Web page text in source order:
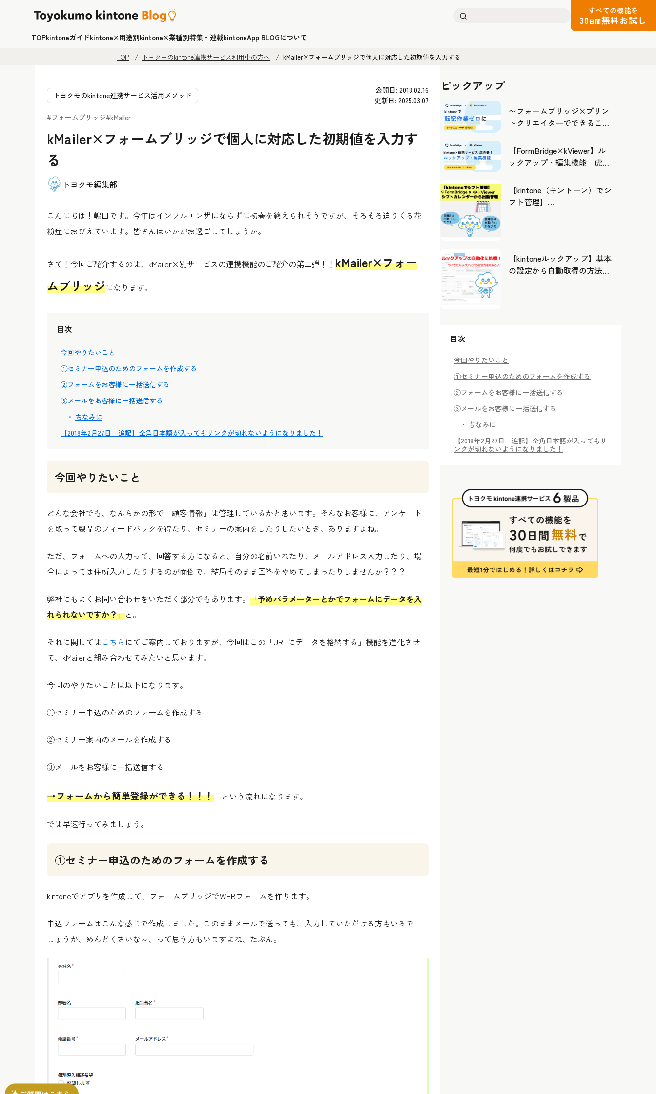
検
すべての機能を
30 日間無料お試し
TOPkintoneガイドkintone×用途別kintone×業種別特集・連載kintoneApp BLOGについて
TOP トヨクモのkintone連携サービス利用中の方へ kMailer×フォームブリッジで個人に対応した初期値を入力する
トヨクモのkintone連携サービス活用メソッド
公開日: 2018.02.16
更新日: 2025.03.07
#フォームブリッジ#kMailer
kMailer×フォームブリッジで個人に対応した初期値を入力す
る
トヨクモ編集部
こんにちは！嶋田です。今年はインフルエンザにならずに初春を終えられそうですが、そろそろ迫りくる花
粉症におびえています。皆さんはいかがお過ごしでしょうか。
さて！今回ご紹介するのは、kMailer×別サービスの連携機能のご紹介の第二弾！！ kMailer×フォー
ムブリッジになります。
目次
今回やりたいこと
①セミナー申込のためのフォームを作成する
②フォームをお客様に一括送信する
③メールをお客様に一括送信する
ちなみに
【2018年2月27日 追記】全角日本語が入ってもリンクが切れないようになりました！
今回やりたいこと
どんな会社でも、なんらかの形で「顧客情報」は管理しているかと思います。そんなお客様に、アンケート
を取って製品のフィードバックを得たり、セミナーの案内をしたりしたいとき、ありますよね。
ただ、フォームへの入力って、回答する方になると、自分の名前いれたり、メールアドレス入力したり、場
合によっては住所入力したりするのが面倒で、結局そのまま回答をやめてしまったりしませんか？？？
弊社にもよくお問い合わせをいただく部分でもあります。 「予めパラメーターとかでフォームにデータを入
れられないですか？」と。
それに関しては こちら にてご案内しておりますが、今回はこの「URLにデータを格納する」機能を進化させ
て、kMailerと組み合わせてみたいと思います。
今回のやりたいことは以下になります。
①セミナー申込のためのフォームを作成する
②セミナー案内のメールを作成する
③メールをお客様に一括送信する
→フォームから簡単登録ができる！！！ という流れになります。
では早速行ってみましょう。
①セミナー申込のためのフォームを作成する
kintoneでアプリを作成して、フォームブリッジでWEBフォームを作ります。
申込フォームはこんな感じで作成しました。このままメールで送っても、入力していただける方もいるで
しょうが、めんどくさいな～、って思う方もいますよね、たぶん。
ピックアップ
〜フォームブリッジ×プリン
トクリエイターでできるこ
よう
【FormBridge×kViewer】ル
ックアップ・編集機能 虎の
【kintone（キントーン）でシ
フト管理】
【kintoneルックアップ】基本
の設定から自動取得の方法ま
目次
今回やりたいこと
①セミナー申込のためのフォームを作成する
②フォームをお客様に一括送信する
③メールをお客様に一括送信する
ちなみに
【2018年2月27日 追記】全角日本語が入ってもリ
ンクが切れないようになりました！